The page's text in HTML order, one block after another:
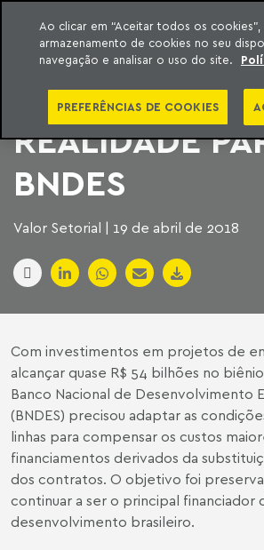
o conteúdo
Machado Meyer
UMA NOVA
REALIDADE
BNDES
Valor Setorial | 19 de abril de 2018
Com investimentos em projetos de
alcançar quase R$ 54 bilhões no
Banco Nacional de Desenvolvimento
(BNDES) precisou adaptar as
linhas para compensar os custos
financiamentos derivados da
dos contratos. O objetivo foi
continuar a ser o principal financiador
desenvolvimento brasileiro.
Ao clicar em “Aceitar todos os
armazenamento de cookies no seu
navegação e analisar o uso do site.
PREFERÊNCIAS DE COOKIES